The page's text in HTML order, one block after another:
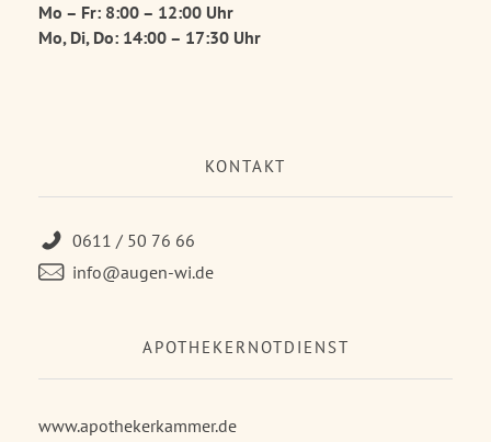
Mo – Fr: 8:00 – 12:00 Uhr
Mo, Di, Do: 14:00 – 17:30 Uhr
KONTAKT
0611 / 50 76 66
info@augen-wi.de
APOTHEKERNOTDIENST
www.apothekerkammer.de